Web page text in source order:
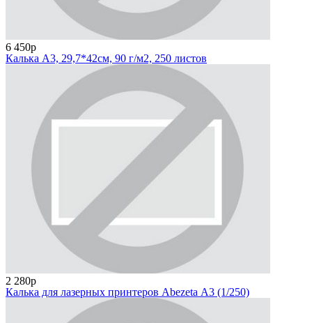
6 450р
Калька A3, 29,7*42см, 90 г/м2, 250 листов
2 280р
Калька для лазерных принтеров Abezeta А3 (1/250)